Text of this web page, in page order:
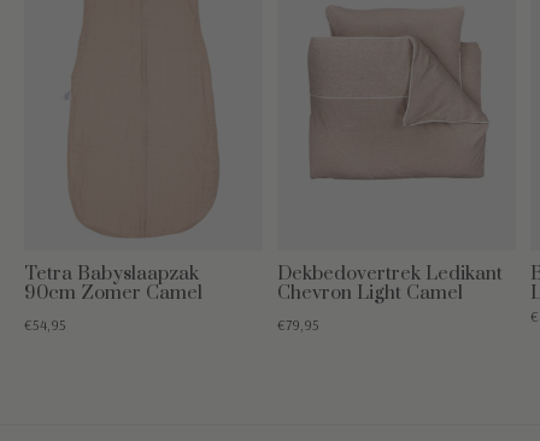
Tetra Babyslaapzak
90cm Zomer Camel
€54,95
Dekbedovertrek Ledikant
Chevron Light Camel
€79,95